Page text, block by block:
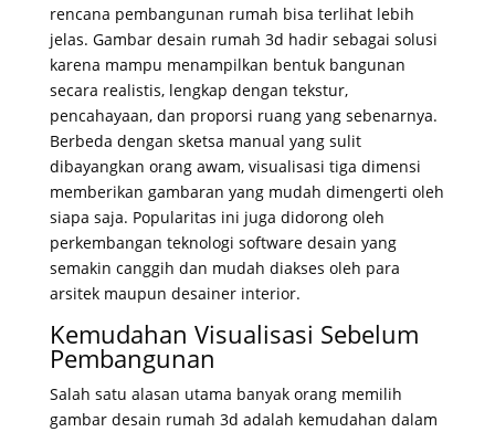
rencana pembangunan rumah bisa terlihat lebih
jelas. Gambar desain rumah 3d hadir sebagai solusi
karena mampu menampilkan bentuk bangunan
secara realistis, lengkap dengan tekstur,
pencahayaan, dan proporsi ruang yang sebenarnya.
Berbeda dengan sketsa manual yang sulit
dibayangkan orang awam, visualisasi tiga dimensi
memberikan gambaran yang mudah dimengerti oleh
siapa saja. Popularitas ini juga didorong oleh
perkembangan teknologi software desain yang
semakin canggih dan mudah diakses oleh para
arsitek maupun desainer interior.
Kemudahan Visualisasi Sebelum
Pembangunan
Salah satu alasan utama banyak orang memilih
gambar desain rumah 3d adalah kemudahan dalam